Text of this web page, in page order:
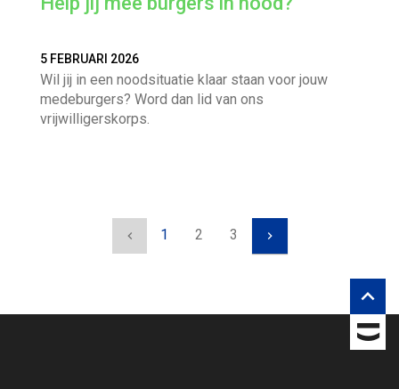
5 FEBRUARI 2026
Wil jij in een noodsituatie klaar staan voor jouw
medeburgers? Word dan lid van ons
vrijwilligerskorps.
 1 2 3 
